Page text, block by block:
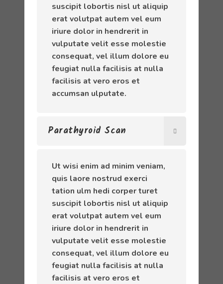
suscipit lobortis nisl ut aliquip
erat volutpat autem vel eum
iriure dolor in hendrerit in
vulputate velit esse molestie
consequat, vel illum dolore eu
feugiat nulla facilisis at nulla
facilisis at vero eros et
accumsan ulputate.
Parathyroid Scan
Ut wisi enim ad minim veniam,
quis laore nostrud exerci
tation ulm hedi corper turet
suscipit lobortis nisl ut aliquip
erat volutpat autem vel eum
iriure dolor in hendrerit in
vulputate velit esse molestie
consequat, vel illum dolore eu
feugiat nulla facilisis at nulla
facilisis at vero eros et